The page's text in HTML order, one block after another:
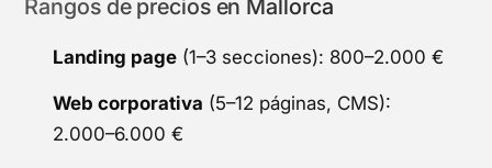
Rangos de precios en Mallorca
Landing page (1–3 secciones): 800–2.000 €
Web corporativa (5–12 páginas, CMS):
2.000–6.000 €